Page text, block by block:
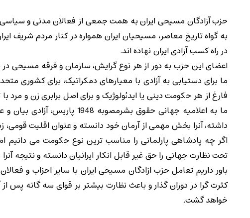
حزب آزادگان مسیحی ایران به همت جمعی از فعالان مدنی و
به گواه تاریخ معاصر، مسیحیان ایران همواره در کنار مردم شریف
در راه کسب آزادی ایران نهاده اند.
اعضای این حزب به دور از هر نوع گرایش، سازمان و فرقه مسیحی در
ما برای دستیابی به آزادی با معیارهای دمکراتیک، برای
فارغ از هر حکومت دینی یا ایدئولوژیک و برای اصل برابری زن و مرد
ما به اعلامیه جهانی حقوق
داشته، آنرا بخش مهمی از آرمان خود دانسته و عنوان اقلیت
اگر چه پادشاهی پارلمانی را مناسب ترین نوع حکومت می دانیم
تحت نظارت جهانی را حق غیر قابل انکار ایرانیان دانسته و نتیجه
باور داریم تعامل حزب ازادگان مسیحی ایران با سایر احزاب و
کثرت گرا در دوران گذار و باعث نظارت بیشتر بر قوای سه گانه پس
خواهد گشت.